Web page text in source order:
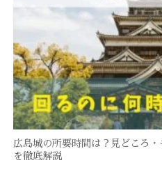
広島城の所要時間は？見どころ
を徹底解説